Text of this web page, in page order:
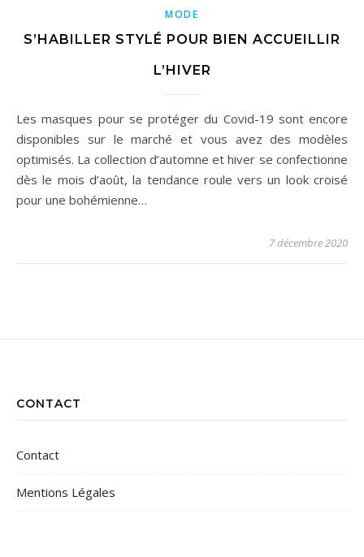
MODE
S’HABILLER STYLÉ POUR BIEN ACCUEILLIR
L’HIVER
Les masques pour se protéger du Covid-19 sont encore
disponibles sur le marché et vous avez des modèles
optimisés. La collection d’automne et hiver se confectionne
dès le mois d’août, la tendance roule vers un look croisé
pour une bohémienne…
7 décembre 2020
CONTACT
Contact
Mentions Légales